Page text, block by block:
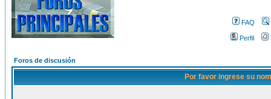
FAQ
Perfil
Foros de discusión
Por favor ingrese su